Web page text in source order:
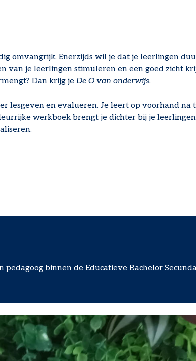
omvangrijk. Enerzijds wil je dat je leerlingen
van je leerlingen stimuleren en een goed zicht
Dan krijg je De O van onderwijs.
lesgeven en evalueren. Je leert op voorhand
werkboek brengt je dichter bij je
pedagoog binnen de Educatieve Bachelor